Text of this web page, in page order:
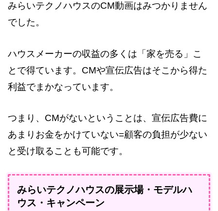
みらいテクノハウスのCM動画はみつかりません
でした。
ハウスメーカーの収益の多くは「家を売る」こ
とで得ています。CMや宣伝広告はそこから得た
利益でまかなっています。
つまり、CMがないということは、宣伝広告費に
あまりお金をかけていない=顧客の負担が少ない
と受け取ることも可能です。
みらいテクノハウスの展示場・モデルハ
ウス・キャンペーン